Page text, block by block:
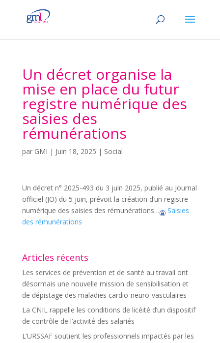
Un décret organise la
mise en place du futur
registre numérique des
saisies des
rémunérations
par GMI | Juin 18, 2025 | Social
Un décret n° 2025-493 du 3 juin 2025, publié au Journal
officiel (JO) du 5 juin, prévoit la création d’un registre
numérique des saisies des rémunérations…
Saisies
des rémunérations
Articles récents
Les services de prévention et de santé au travail ont
désormais une nouvelle mission de sensibilisation et
de dépistage des maladies cardio-neuro-vasculaires
La CNIL rappelle les conditions de licéité d’un dispositif
de contrôle de l’activité des salariés
L’URSSAF soutient les professionnels impactés par les